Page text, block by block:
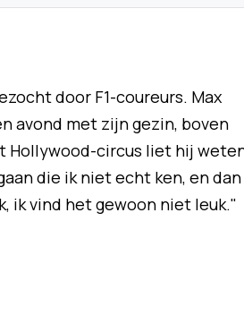
door F1-coureurs. Max
avond met zijn gezin, boven
Hollywood-circus liet hij
die ik niet echt ken, en dan
ik vind het gewoon niet leuk."